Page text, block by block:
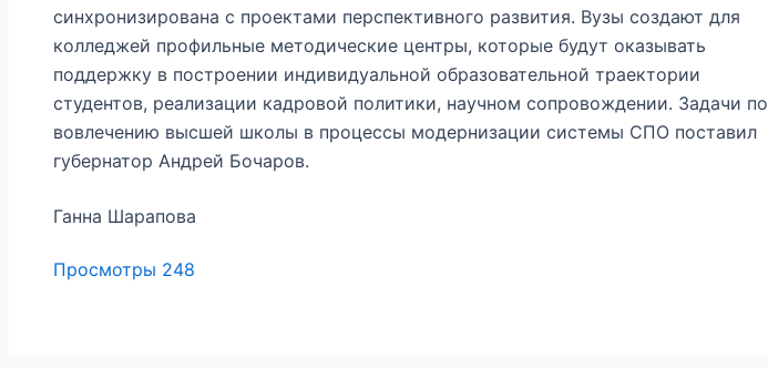
синхронизирована с проектами перспективного развития. Вузы создают для
колледжей профильные методические центры, которые будут оказывать
поддержку в построении индивидуальной образовательной траектории
студентов, реализации кадровой политики, научном сопровождении. Задачи по
вовлечению высшей школы в процессы модернизации системы СПО поставил
губернатор Андрей Бочаров.
Ганна Шарапова
Просмотры 248